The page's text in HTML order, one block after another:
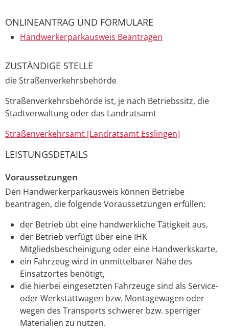
ONLINEANTRAG UND FORMULARE
Handwerkerparkausweis Beantragen
ZUSTÄNDIGE STELLE
die Straßenverkehrsbehörde
Straßenverkehrsbehörde ist, je nach Betriebssitz, die
Stadtverwaltung oder das Landratsamt
Straßenverkehrsamt [Landratsamt Esslingen]
LEISTUNGSDETAILS
Voraussetzungen
Den Handwerkerparkausweis können Betriebe
beantragen, die folgende Voraussetzungen erfüllen:
der Betrieb übt eine handwerkliche Tätigkeit aus,
der Betrieb verfügt über eine IHK
Mitgliedsbescheinigung oder eine Handwerkskarte,
ein Fahrzeug wird in unmittelbarer Nähe des
Einsatzortes benötigt,
die hierbei eingesetzten Fahrzeuge sind als Service-
oder Werkstattwagen bzw. Montagewagen oder
wegen des Transports schwerer bzw. sperriger
Materialien zu nutzen.